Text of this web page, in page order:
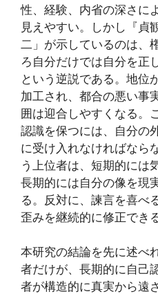
性、経験、内省の深さに
見えやすい。しかし『貞
二」が示しているのは、
ろ自分だけでは自分を正
という逆説である。地位
加工され、都合の悪い事
囲は迎合しやすくなる。
認識を保つには、自分の
に受け入れなければなら
う上位者は、短期的には
長期的には自分の像を現
る。反対に、諫言を喜べ
歪みを継続的に修正でき
本研究の結論を先に述べ
者だけが、長期的に自己
者が構造的に真実から遠